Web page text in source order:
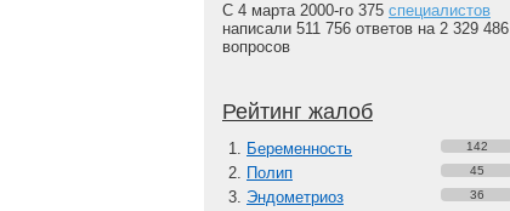
С 4 марта 2000-го 375 специалистов
написали 511 756 ответов на 2 329 486
вопросов
Рейтинг жалоб
Беременность 142
Полип 45
Эндометриоз 36